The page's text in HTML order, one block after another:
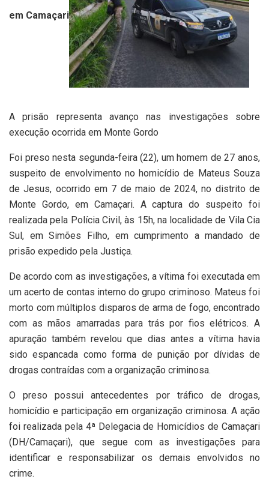
em Camaçari
A prisão representa avanço nas investigações sobre
execução ocorrida em Monte Gordo
Foi preso nesta segunda-feira (22), um homem de 27 anos,
suspeito de envolvimento no homicídio de Mateus Souza
de Jesus, ocorrido em 7 de maio de 2024, no distrito de
Monte Gordo, em Camaçari. A captura do suspeito foi
realizada pela Polícia Civil, às 15h, na localidade de Vila Cia
Sul, em Simões Filho, em cumprimento a mandado de
prisão expedido pela Justiça.
De acordo com as investigações, a vítima foi executada em
um acerto de contas interno do grupo criminoso. Mateus foi
morto com múltiplos disparos de arma de fogo, encontrado
com as mãos amarradas para trás por fios elétricos. A
apuração também revelou que dias antes a vítima havia
sido espancada como forma de punição por dívidas de
drogas contraídas com a organização criminosa.
O preso possui antecedentes por tráfico de drogas,
homicídio e participação em organização criminosa. A ação
foi realizada pela 4ª Delegacia de Homicídios de Camaçari
(DH/Camaçari), que segue com as investigações para
identificar e responsabilizar os demais envolvidos no
crime.